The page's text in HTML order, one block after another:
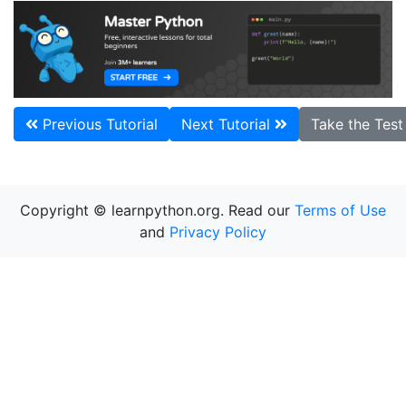
Previous Tutorial Next Tutorial Take the
Copyright © learnpython.org. Read our Terms of Use
and Privacy Policy